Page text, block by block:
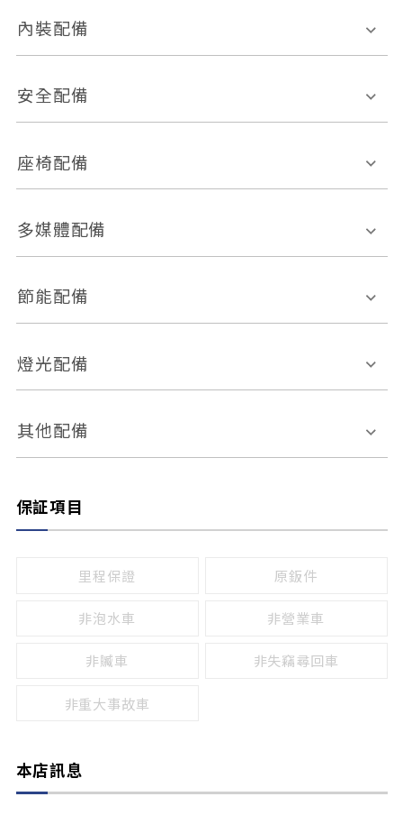
電動天窗
後視鏡方向指示燈
內裝配備
多功能方向盤
恆溫空調
安全配備
前座正面氣囊
ABS防鎖死
車道偏離警示
自動停車系統 盲點偵測系統
倒車雷達
座椅配備
皮椅
無
有
多媒體配備
外部音源接入
節能配備
引擎啟閉系統
燈光配備
感應頭燈
頭燈光源
其他配備
保証項目
里程保證 原鈑件
非泡水車 非營業車
非贓車 非失竊尋回車
非重大事故車
本店訊息